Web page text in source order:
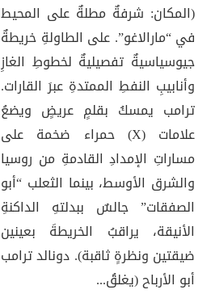
(المكان: شرفةٌ مطلةٌ على المحيط
في “مارالاغو”. على الطاولةِ خريطةٌ
جيوسياسيةٌ تفصيليةٌ لخطوطِ الغازِ
وأنابيبِ النفطِ الممتدةِ عبرَ القارات.
ترامب يمسكُ بقلمٍ عريضٍ ويضعُ
علامات (X) حمراء ضخمة على
مساراتِ الإمدادِ القادمةِ من روسيا
والشرق الأوسط، بينما الثعلب “أبو
الصفقات” جالسٌ ببدلتهِ الداكنةِ
الأنيقة، يراقبُ الخريطةَ بعينين
ضيقتين ونظرةٍ ثاقبة). دونالد ترامب
أبو الأرباح (يغلقُ...